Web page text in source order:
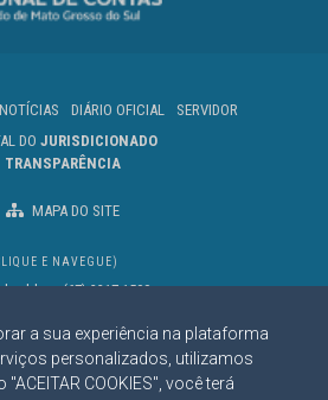
a sua experiência na plataforma
personalizados, utilizamos
"ACEITAR COOKIES", você terá
NOTÍCIAS DIÁRIO OFICIAL
SERVIDOR
DO JURISDICIONADO
TRANSPARÊNCIA
MAPA DO SITE
E NAVEGUE)
bloco(67) 3317-1500